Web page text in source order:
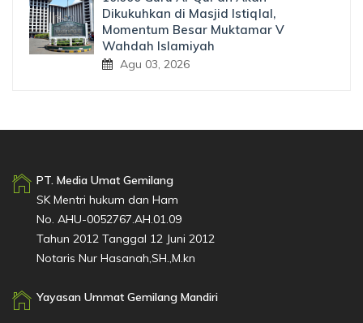
Dikukuhkan di Masjid Istiqlal,
Momentum Besar Muktamar V
Wahdah Islamiyah
Agu 03, 2026
PT. Media Umat Gemilang
SK Mentri hukum dan Ham
No. AHU-0052767.AH.01.09
Tahun 2012 Tanggal 12 Juni 2012
Notaris Nur Hasanah,SH.,M.kn
Yayasan Ummat Gemilang Mandiri